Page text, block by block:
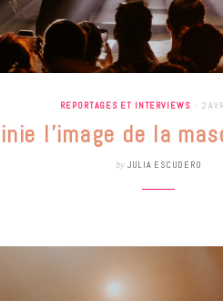
REPORTAGES ET INTERVIEWS 2
l’image de la
by JULIA ESCUDERO